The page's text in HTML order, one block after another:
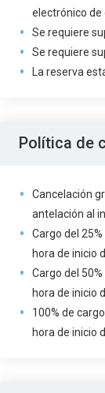
electrónico de
Se requiere
Se requiere
La reserva
Política de
Cancelación
antelación al
Cargo del
hora de inicio
Cargo del
hora de inicio
100% de
hora de inicio